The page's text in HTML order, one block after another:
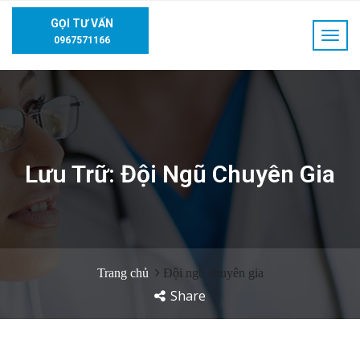
GỌI TƯ VẤN
0967571166
Lưu Trữ:Đội Ngũ Chuyên Gia
Trang chủ Đội ngũ chuyên gia
Share